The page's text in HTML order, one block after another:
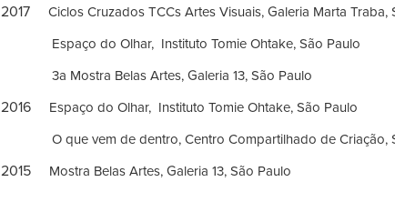
2017Ciclos Cruzados TCCs Artes Visuais, Galeria Marta Traba,
Espaço do Olhar, Instituto Tomie Ohtake, São Paulo
3a Mostra Belas Artes, Galeria 13, São Paulo
2016 Espaço do Olhar, Instituto Tomie Ohtake, São Paulo
O que vem de dentro, Centro Compartilhado de Criação,
2015 Mostra Belas Artes, Galeria 13, São Paulo